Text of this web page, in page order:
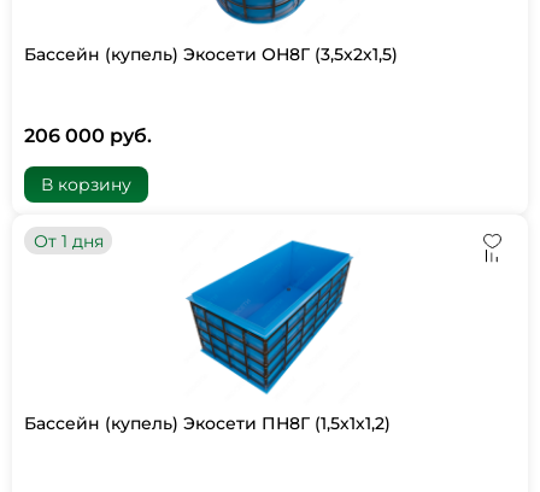
Бассейн (купель) Экосети ОН8Г (3,5х2х1,5)
206 000 руб.
В корзину
От 1 дня
Бассейн (купель) Экосети ПН8Г (1,5х1х1,2)